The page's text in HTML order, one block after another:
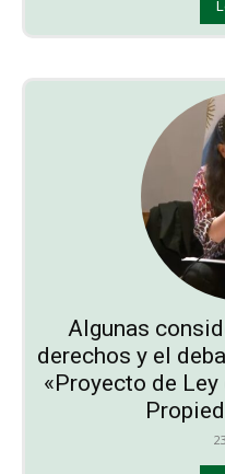
Algunas
derechos y el
«Proyecto de